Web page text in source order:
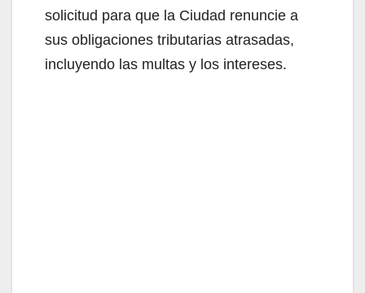
o
solicitud para que la Ciudad renuncie a
sus obligaciones tributarias atrasadas,
incluyendo las multas y los intereses.